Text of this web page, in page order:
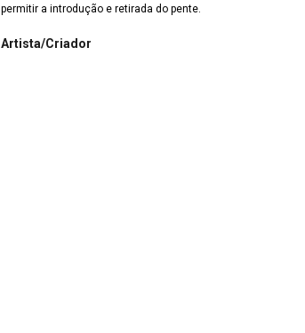
permitir a introdução e retirada do pente.
Artista/Criador